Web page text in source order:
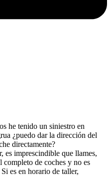
he tenido un siniestro en
¿puedo dar la dirección del
directamente?
es imprescindible que llames,
completo de coches y no es
es en horario de taller,